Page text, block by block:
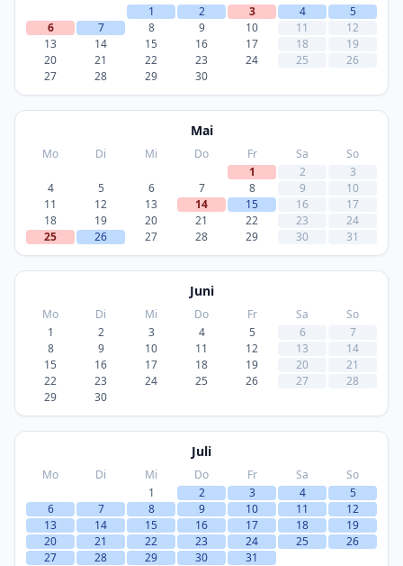
1
2 3 4
5
6
7 8 9 10 11
12
13
14 15 16 17 18
19
20
21 22 23 24 25
26
27
28 29 30
Mai
Mo Di Mi Do Fr Sa
So
1
2
3
4
5 6 7 8 9
10
11
12 13 14 15 16
17
18
19 20 21 22 23
24
25
26 27 28 29 30 31
Juni
Mo Di Mi Do Fr Sa
So
1
2 3 4 5 6
7
8
9 10 11 12 13
14
15
16 17 18 19 20
21
22
23 24 25 26 27
28
29
30
Juli
Mo Di Mi Do Fr Sa
So
1
2 3 4
5
6
7 8 9 10 11
12
13
14 15 16 17 18
19
20
21 22 23 24 25
26
27
28 29 30 31